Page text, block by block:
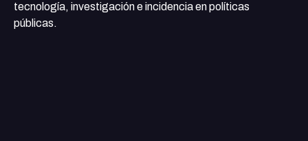
tecnología, investigación e incidencia en políticas
públicas.